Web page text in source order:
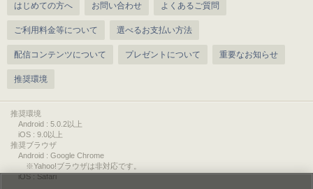
はじめての方へ お問い合わせ よくあるご質問
ご利用料金等について 選べるお支払い方法
配信コンテンツについて プレゼントについて 重要なお知らせ
推奨環境
推奨環境
Android : 5.0.2以上
iOS : 9.0以上
推奨ブラウザ
Android : Google Chrome
※Yahoo!ブラウザは非対応です。
iOS : Safari